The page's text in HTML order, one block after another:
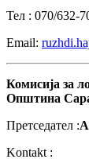
Teл : 070/632-
Email:
Комисија за
Општина
Претседател :
Kontakt :